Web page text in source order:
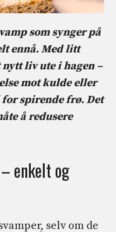
som synger på
ennå. Med litt
liv ute i hagen –
mot kulde eller
spirende frø. Det
å redusere
enkelt og
selv om de